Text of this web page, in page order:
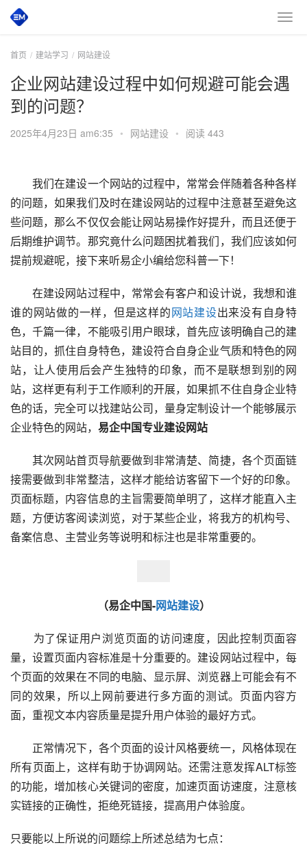
首页 建站学习 网站建设
企业网站建设过程中如何规避可能会遇
到的问题？
2025年4月23日 am6:35 • 网站建设 • 阅读 443
我们在建设一个网站的过程中，常常会伴随着各种各样
的问题，如果我们及时在建设网站的过程中注意甚至避免这
些问题，那么不仅仅会能让网站易操作好提升，而且还便于
后期维护调节。那究竟什么问题困扰着我们，我们应该如何
提前规避呢，接下来听易企小编给您科普一下！
在建设网站过程中，常常会有客户和设计说，我想和谁
谁的网站做的一样，但是这样的网站建设出来没有自身特
色，千篇一律，不能吸引用户眼球，首先应该明确自己的建
站目的，抓住自身特色，建设符合自身企业气质和特色的网
站，让人使用后会产生独特的印象，而不是联想到别的网
站，这样更有利于工作顺利的开展，如果抓不住自身企业特
色的话，完全可以找建站公司，量身定制设计一个能够展示
企业特色的网站， 易企中国专业建设网站
其次网站首页导航要做到非常清楚、简捷，各个页面链
接需要做到非常整洁，这样才能给访客留下一个好的印象。
页面标题，内容信息的主旨需要简单明了，这样才能直入主
题，方便访客阅读浏览，对于某些企业，将我方的机构号、
备案信息、主营业务等说明和标注也是非常重要的。
（易企中国-网站建设）
为了保证用户浏览页面的访问速度，因此控制页面容
量，设置页面内容标准是十分重要的。建设网站过程中，每
个页面的效果在不同的电脑、显示屏、浏览器上可能会有不
同的效果，所以上网前要进行多方面的测试。页面内容方
面，重视文本内容质量是提升用户体验的最好方式。
正常情况下，各个页面的设计风格要统一，风格体现在
所有页面上，这样有助于协调网站。还需注意发挥ALT标签
的功能，增加核心关键词的密度，加速页面访速度，注意核
实链接的正确性，拒绝死链接，提高用户体验度。
只要能以上所说的问题综上所述总结为七点：